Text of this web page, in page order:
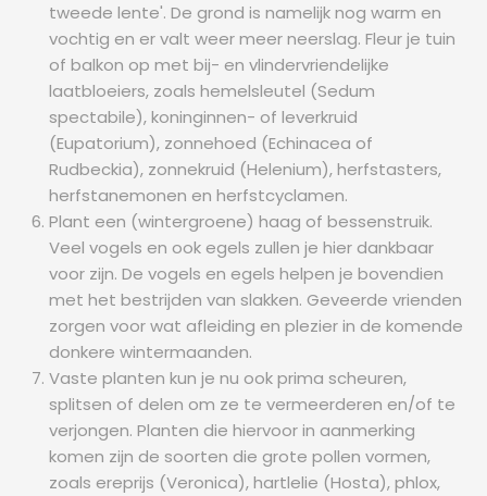
tweede lente'. De grond is namelijk nog warm en
vochtig en er valt weer meer neerslag. Fleur je tuin
of balkon op met bij- en vlindervriendelijke
laatbloeiers, zoals hemelsleutel (Sedum
spectabile), koninginnen- of leverkruid
(Eupatorium), zonnehoed (Echinacea of
Rudbeckia), zonnekruid (Helenium), herfstasters,
herfstanemonen en herfstcyclamen.
Plant een (wintergroene) haag of bessenstruik.
Veel vogels en ook egels zullen je hier dankbaar
voor zijn. De vogels en egels helpen je bovendien
met het bestrijden van slakken. Geveerde vrienden
zorgen voor wat afleiding en plezier in de komende
donkere wintermaanden.
Vaste planten kun je nu ook prima scheuren,
splitsen of delen om ze te vermeerderen en/of te
verjongen. Planten die hiervoor in aanmerking
komen zijn de soorten die grote pollen vormen,
zoals ereprijs (Veronica), hartlelie (Hosta), phlox,